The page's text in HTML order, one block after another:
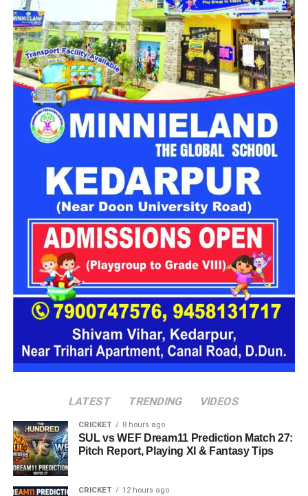
साथ घर जैसा अपनापन और स्वतंत्रता देना है।
उत्तराखंड में बन रहा ‘आलंबन गांव’
महिला सशक्तिकरण एवं बाल विकास विभागके निदेशक आईएएस बंशीलाल
राणा के मुताबिक, नारी निकेतन में आने वाली कई महिलाएं और बच्चे खुद को
एक बंद संस्थान या जेल जैसी जगह पर महसूस करते हैं। यही वजह है कि
कई बार बच्चे वहां से निकलने या भागने की कोशिश तक करने लगते हैं।
इसी समस्या को ध्यान में रखते हुए विभाग अब ऐसा इंफ्रास्ट्रक्चर तैयार
करने की दिशा में काम कर रहा है, जहां रहने वाले लोगों को संस्थागत माहौल
के बजाय परिवार जैसा वातावरण मिल सके।
16 घरों में मिलेगा परिवार जैसा माहौल
प्रस्तावित आलंबन गांव में कॉटेज और छोटे घर विकसित किए जाएंगे। यहां
एक परिवार की तर्ज पर लोगों को रखा जाएगा। योजना के मुताबिक, एक
यूनिट में करीब दो महिलाएं, चार बच्चे और एक किशोरी को शामिल किया
जाएगा। इस तरह उन्हें एक परिवार की तरह साथ रहने का अवसर मिलेगा।
हर यूनिट में अलग किचन जैसी सुविधाएं भी होंगी, ताकि वहां रहने वाली
महिलाओं और बच्चों को रोजमर्रा के जीवन में ज्यादा स्वतंत्रता और जिम्मेदारी
का अनुभव हो सके। प्रस्तावित परिसर में कुल 16 घर विकसित किए
जाएंगे, जिनमें करीब 88 लोगों के रहने की व्यवस्था होगी।
LATEST TRENDING VIDEOS
CRICKET 8 hours ago
SUL vs WEF Dream11 Prediction Match 27:
Pitch Report, Playing XI & Fantasy Tips
CRICKET 12 hours ago